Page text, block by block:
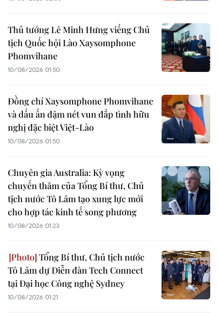
Thủ tướng Lê Minh Hưng viếng Chủ
tịch Quốc hội Lào Xaysomphone
Phomvihane
10/08/2026 01:50
Đồng chí Xaysomphone Phomvihane
và dấu ấn đậm nét vun đắp tình hữu
nghị đặc biệt Việt-Lào
10/08/2026 01:50
Chuyên gia Australia: Kỳ vọng
chuyến thăm của Tổng Bí thư, Chủ
tịch nước Tô Lâm tạo xung lực mới
cho hợp tác kinh tế song phương
10/08/2026 01:23
Tổng Bí thư, Chủ tịch nước
Tô Lâm dự Diễn đàn Tech Connect
tại Đại học Công nghệ Sydney
10/08/2026 01:21